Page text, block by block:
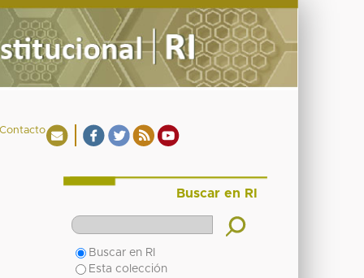
Contacto
Buscar en RI
Buscar en RI
Esta colección